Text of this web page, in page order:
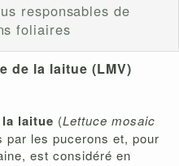
responsables de
foliaires
de la laitue (LMV)
laitue (Lettuce mosaic
les pucerons et, pour
est considéré en